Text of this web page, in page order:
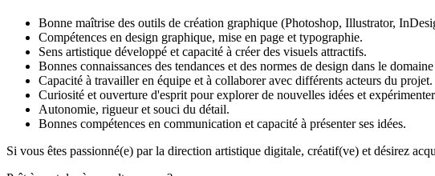
Bonne maîtrise des outils de création graphique (Photoshop, Illustrator,
Compétences en design graphique, mise en page et typographie.
Sens artistique développé et capacité à créer des visuels attractifs.
Bonnes connaissances des tendances et des normes de design dans le
Capacité à travailler en équipe et à collaborer avec différents acteurs du projet.
Curiosité et ouverture d'esprit pour explorer de nouvelles idées et
Autonomie, rigueur et souci du détail.
Bonnes compétences en communication et capacité à présenter ses idées.
Si vous êtes passionné(e) par la direction artistique digitale, créatif(ve) et désirez